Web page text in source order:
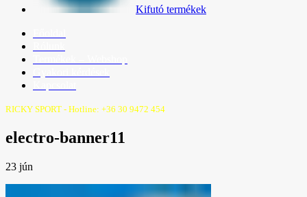
Kifutó termékek
RICKY SPORT - Hotline: +36 30 9472 454
electro-banner11
23 jún